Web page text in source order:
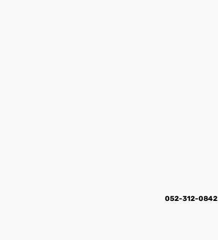
052-312-0842